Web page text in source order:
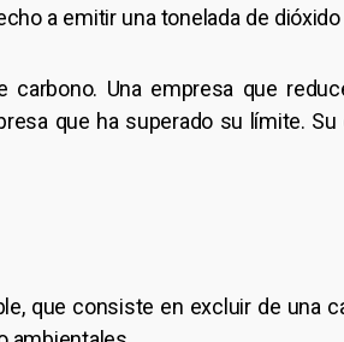
a emitir una tonelada de
carbono. Una empresa que
que ha superado su límite.
que consiste en excluir de una